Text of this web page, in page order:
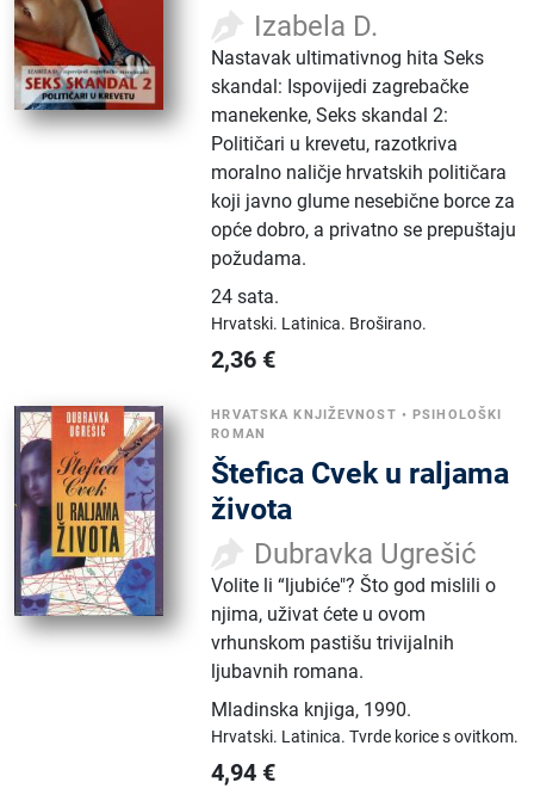
Izabela D.
Nastavak ultimativnog hita Seks
skandal: Ispovijedi zagrebačke
manekenke, Seks skandal 2:
Političari u krevetu, razotkriva
moralno naličje hrvatskih političara
koji javno glume nesebične borce za
opće dobro, a privatno se prepuštaju
požudama.
24 sata.
Hrvatski. Latinica. Broširano.
2,36 €
HRVATSKA KNJIŽEVNOST •PSIHOLOŠKI
ROMAN
Štefica Cvek u raljama
života
Dubravka Ugrešić
Volite li “ljubiće"? Što god mislili o
njima, uživat ćete u ovom
vrhunskom pastišu trivijalnih
ljubavnih romana.
Mladinska knjiga, 1990.
Hrvatski. Latinica.Tvrde korice s ovitkom.
4,94 €